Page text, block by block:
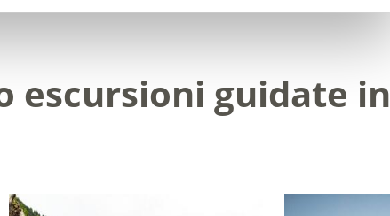
escursioni guidate in